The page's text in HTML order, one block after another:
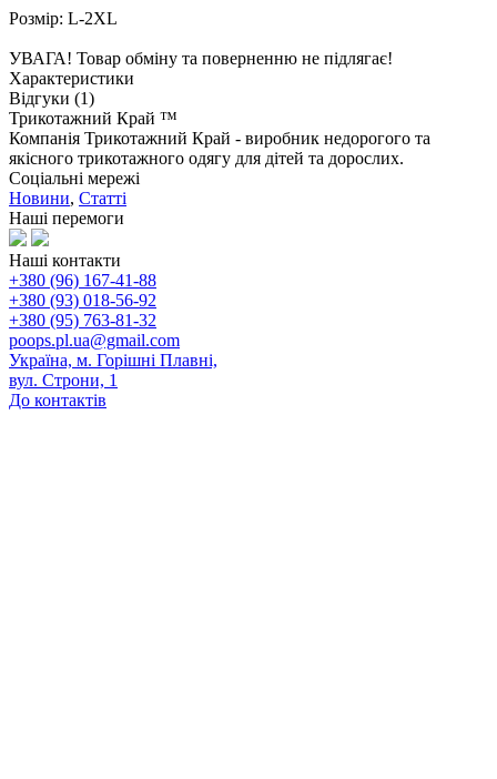
Розмір: L-2XL
УВАГА! Товар обміну та поверненню не підлягає!
Характеристики
Відгуки (1)
Трикотажний Край ™
Компанія Трикотажний Край - виробник недорогого та
якісного трикотажного одягу для дітей та дорослих.
Соціальні мережі
Новини, Статті
Наші перемоги
Наші контакти
+380 (96) 167-41-88
+380 (93) 018-56-92
+380 (95) 763-81-32
poops.pl.ua@gmail.com
Україна, м. Горішні Плавні,
вул. Строни, 1
До контактів